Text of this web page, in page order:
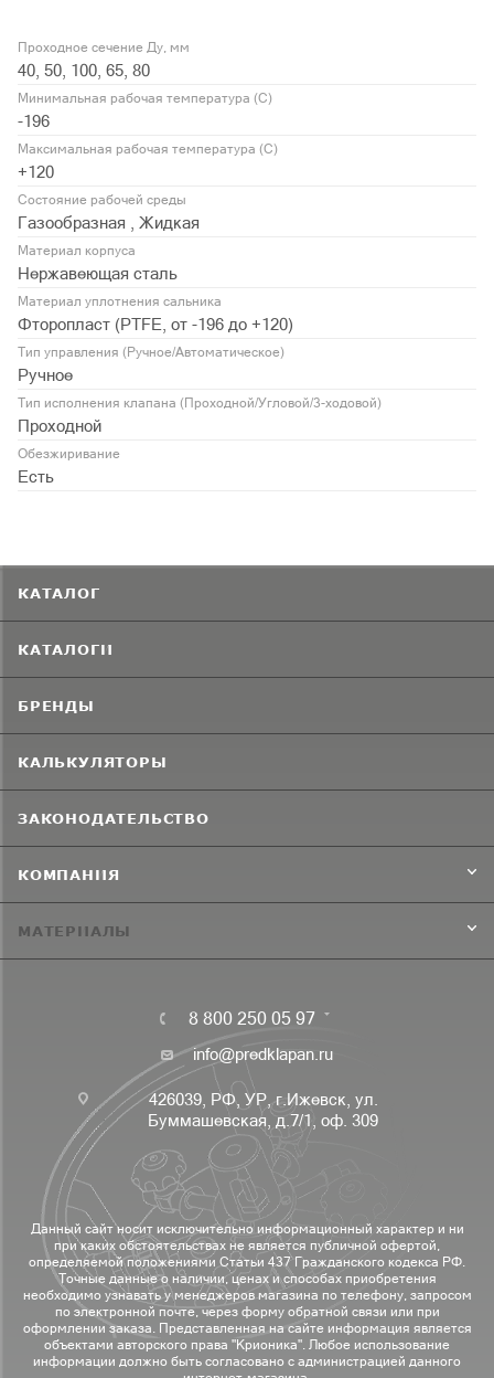
Проходное сечение Ду, мм
40, 50, 100, 65, 80
Минимальная рабочая температура (С)
-196
Максимальная рабочая температура (С)
+120
Состояние рабочей среды
Газообразная , Жидкая
Материал корпуса
Нержавеющая сталь
Материал уплотнения сальника
Фторопласт (PTFE, от -196 до +120)
Тип управления (Ручное/Автоматическое)
Ручное
Тип исполнения клапана (Проходной/Угловой/3-ходовой)
Проходной
Обезжиривание
Есть
КАТАЛОГ
КАТАЛОГИ
БРЕНДЫ
КАЛЬКУЛЯТОРЫ
ЗАКОНОДАТЕЛЬСТВО
КОМПАНИЯ
МАТЕРИАЛЫ
8 800 250 05 97
info@predklapan.ru
426039, РФ, УР, г.Ижевск, ул.
Буммашевская, д.7/1, оф. 309
Данный сайт носит исключительно информационный характер и ни
при каких обстоятельствах не является публичной офертой,
определяемой положениями Статьи 437 Гражданского кодекса РФ.
Точные данные о наличии, ценах и способах приобретения
необходимо узнавать у менеджеров магазина по телефону, запросом
по электронной почте, через форму обратной связи или при
оформлении заказа. Представленная на сайте информация является
объектами авторского права "Крионика". Любое использование
информации должно быть согласовано с администрацией данного